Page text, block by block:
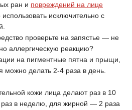
ран и повреждений на лице
исключительно с
проверьте на запястье — не
аллергическую реакцию?
на пигментные пятна и прыщи,
можно делать 2-4 раза в день.
кожи лица делают раз в 10
в неделю, для жирной — 2 раза